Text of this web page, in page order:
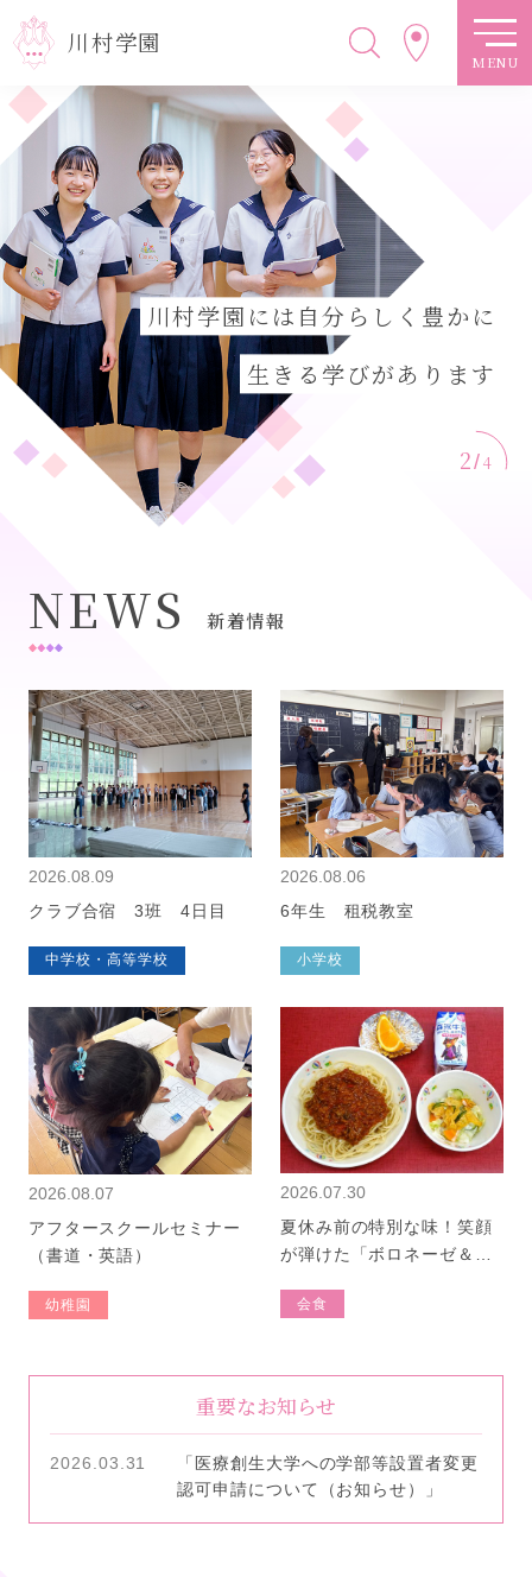
川村学園
MENU
川村学園には自分らしく豊かに
生きる学びがあります
2/4
NEWS 新着情報
2026.08.09
クラブ合宿 3班 4日目
中学校・高等学校
2026.08.06
6年生 租税教室
小学校
2026.08.07
アフタースクールセミナー
（書道・英語）
幼稚園
2026.07.30
夏休み前の特別な味！笑顔
が弾けた「ボロネーゼ＆パ
会食
重要なお知らせ
2026.03.31
「医療創生大学への学部等設置者変更
認可申請について（お知らせ）」